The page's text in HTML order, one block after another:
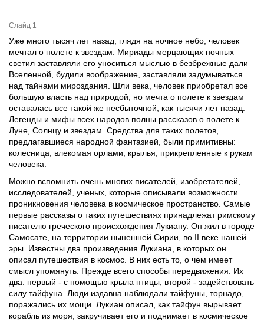
Слайд 1
Уже много тысяч лет назад, глядя на ночное небо, человек
мечтал о полете к звездам. Мириады мерцающих ночных
светил заставляли его уноситься мыслью в безбрежные дали
Вселенной, будили воображение, заставляли задумываться
над тайнами мироздания. Шли века, человек приобретал все
большую власть над природой, но мечта о полете к звездам
оставалась все такой же несбыточной, как тысячи лет назад.
Легенды и мифы всех народов полны рассказов о полете к
Луне, Солнцу и звездам. Средства для таких полетов,
предлагавшиеся народной фантазией, были примитивны:
колесница, влекомая орлами, крылья, прикрепленные к рукам
человека.
Можно вспомнить очень многих писателей, изобретателей,
исследователей, ученых, которые описывали возможности
проникновения человека в космическое пространство. Самые
первые рассказы о таких путешествиях принадлежат римскому
писателю греческого происхождения Лукиану. Он жил в городе
Самосате, на территории нынешней Сирии, во II веке нашей
эры. Известны два произведения Лукиана, в которых он
описал путешествия в космос. В них есть то, о чем имеет
смысл упомянуть. Прежде всего способы передвижения. Их
два: первый - с помощью крыла птицы, второй - задействовать
силу тайфуна. Люди издавна наблюдали тайфуны, торнадо,
поражались их мощи. Лукиан описал, как тайфун вырывает
корабль из моря, закручивает его и поднимает в космическое